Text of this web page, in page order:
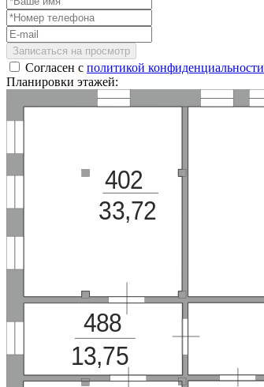
Записаться на просмотр
Согласен с политикой конфиденциальности
Планировки этажей:
488
402
13,75
33,72